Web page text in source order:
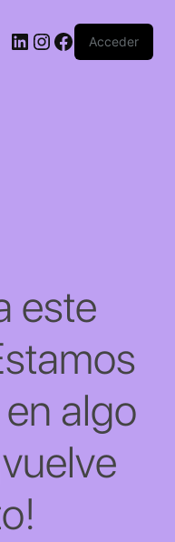
LinkedIn
Instagram
Facebook
Acceder
este
algo